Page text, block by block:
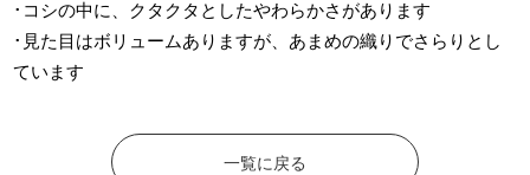
･コシの中に、クタクタとしたやわらかさがあります
･見た目はボリュームありますが、あまめの織りでさらりとし
ています
一覧に戻る